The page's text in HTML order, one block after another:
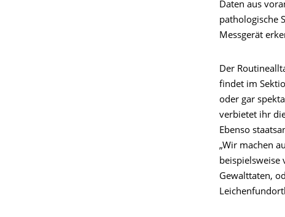
Daten aus
pathologische
Messgerät
Der
findet im
oder gar
verbietet ihr
Ebenso
„Wir machen
beispielsweise
Gewalttaten,